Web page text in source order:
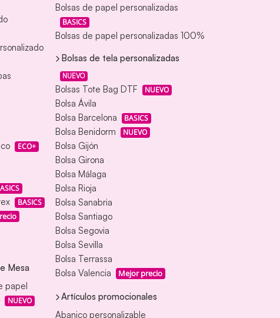
ECO+
BASICS
Mesa
papel
NUEVO
Bolsas de papel personalizadas
BASICS
Bolsas de papel personalizadas 100%
Bolsas de tela personalizadas
NUEVO
Bolsas Tote Bag DTF NUEVO
Bolsa Ávila
Bolsa Barcelona
BASICS
Bolsa Benidorm NUEVO
Bolsa Gijón
Bolsa Girona
Bolsa Málaga
Bolsa Rioja
Bolsa Sanabria
Bolsa Santiago
Bolsa Segovia
Bolsa Sevilla
Bolsa Terrassa
Bolsa Valencia
Mejor precio
Artículos promocionales
Abanico personalizable